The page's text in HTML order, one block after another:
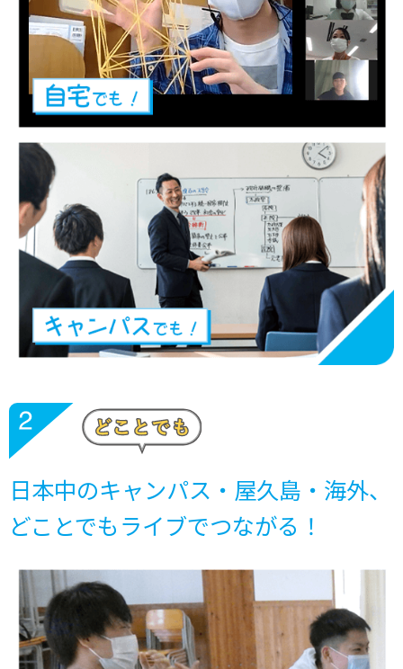
日本中のキャンパス・屋久島・海外、
どことでもライブでつながる！